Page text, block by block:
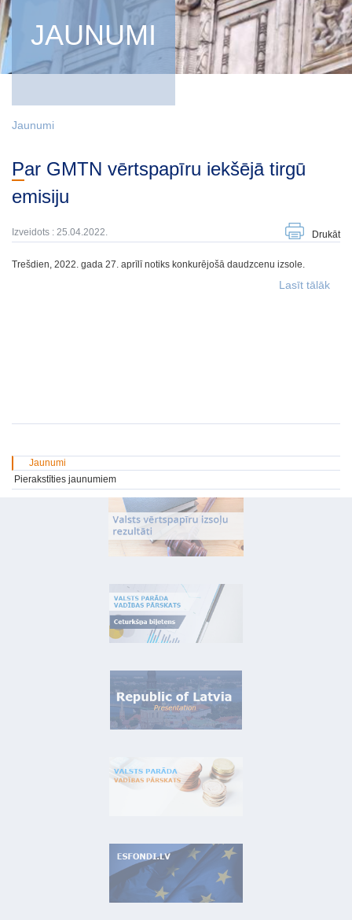
JAUNUMI
Jaunumi
Par GMTN vērtspapīru iekšējā tirgū
emisiju
Izveidots : 25.04.2022. Drukāt
Trešdien, 2022. gada 27. aprīlī notiks konkurējošā daudzcenu izsole.
Lasīt tālāk
Jaunumi
Pierakstīties jaunumiem